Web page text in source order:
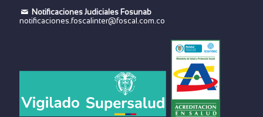
Notificaciones Judiciales Fosunab
notificaciones.foscalinter@foscal.com.co